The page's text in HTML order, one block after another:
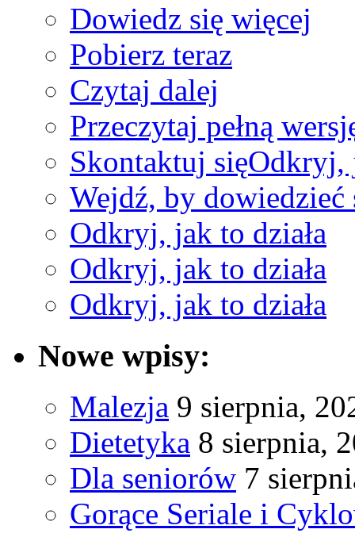
Dowiedz się więcej
Pobierz teraz
Czytaj dalej
Przeczytaj pełną
Skontaktuj sięOdkryj,
Wejdź, by dowiedzieć
Odkryj, jak to działa
Odkryj, jak to działa
Odkryj, jak to działa
Nowe wpisy:
Malezja 9 sierpnia,
Dietetyka 8 sierpnia,
Dla seniorów 7
Gorące Seriale i